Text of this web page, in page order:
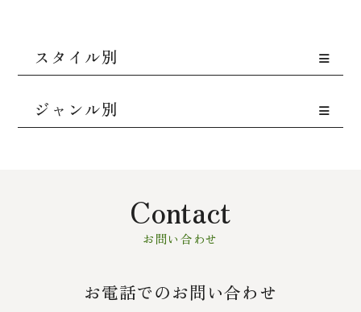
スタイル別
ジャンル別
Contact
お問い合わせ
お電話でのお問い合わせ